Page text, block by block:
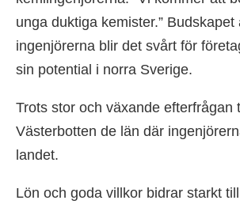
unga duktiga kemister.”
ingenjörerna blir det svårt för
sin potential i norra Sverige.
Trots stor och växande efterfrågan
Västerbotten de län där
landet.
Lön och goda villkor bidrar starkt